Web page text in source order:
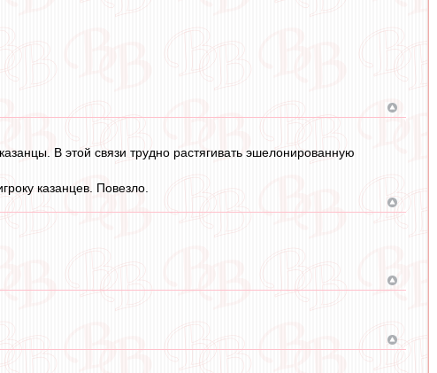
В этой связи трудно растягивать эшелонированную
казанцев. Повезло.